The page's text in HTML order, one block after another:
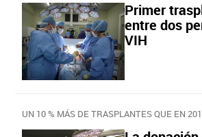
Primer
entre dos
VIH
UN 10 % MÁS DE TRASPLANTES QUE EN